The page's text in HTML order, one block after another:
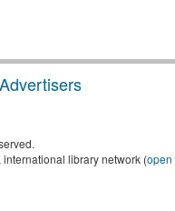
international library network (open